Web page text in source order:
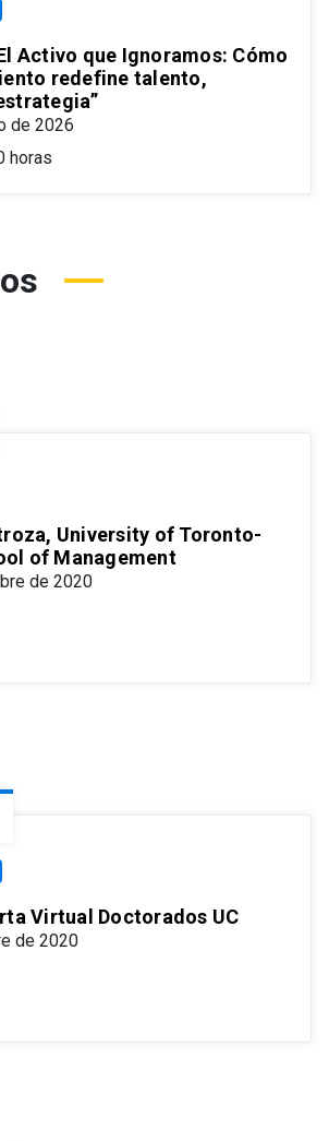
Activo que Ignoramos: Cómo
redefine talento,
de 2026
horas
University of Toronto-
of Management
de 2020
Virtual Doctorados UC
de 2020